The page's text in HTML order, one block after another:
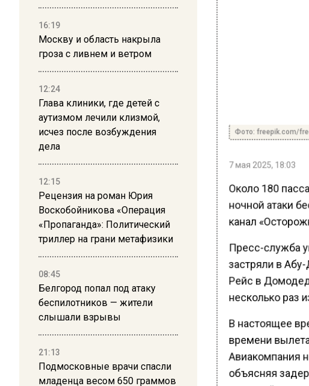
16:19
Москву и область накрыла
гроза с ливнем и ветром
12:24
Глава клиники, где детей с
аутизмом лечили клизмой,
исчез после возбуждения
дела
12:15
Рецензия на роман Юрия
Воскобойникова «Операция
«Пропаганда»: Политический
триллер на грани метафизики
08:45
Белгород попал под атаку
беспилотников — жители
слышали взрывы
21:13
Подмосковные врачи спасли
младенца весом 650 граммов
Фото: freepik.com/
7 мая 2025, 18:03
Около 180
ночной атаки
канал
Пресс-служба
застряли в
Рейс в
несколько раз
В настоящее
времени
Авиакомпания
объясняя